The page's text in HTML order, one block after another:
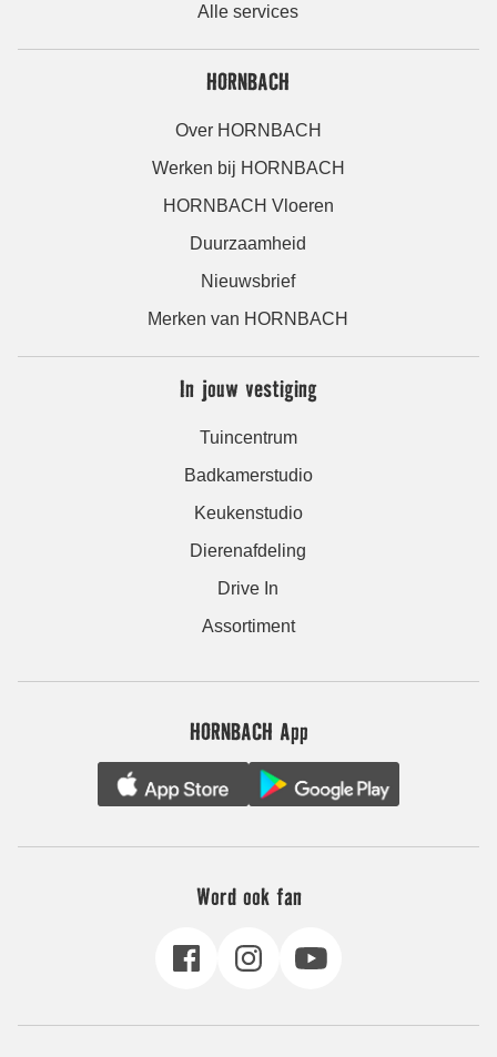
Alle services
HORNBACH
Over HORNBACH
Werken bij HORNBACH
HORNBACH Vloeren
Duurzaamheid
Nieuwsbrief
Merken van HORNBACH
In jouw vestiging
Tuincentrum
Badkamerstudio
Keukenstudio
Dierenafdeling
Drive In
Assortiment
HORNBACH App
Word ook fan